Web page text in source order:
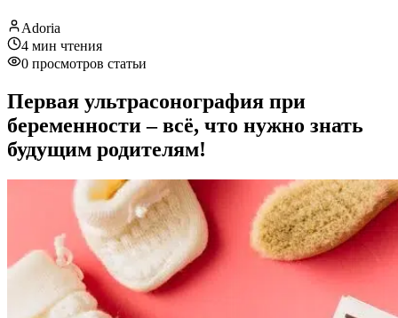
Adoria
4 мин чтения
0 просмотров статьи
Первая ультрасонография при
беременности – всё, что нужно знать
будущим родителям!